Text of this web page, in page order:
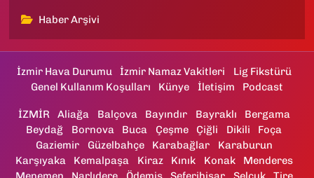
Haber Arşivi
İzmir Hava Durumu İzmir Namaz Vakitleri
Lig Fikstürü
Genel Kullanım Koşulları
Künye İletişim Podcast
İZMİR Aliağa Balçova Bayındır Bayraklı
Bergama
Beydağ
Bornova Buca Çeşme Çiğli Dikili
Foça
Gaziemir
Güzelbahçe Karabağlar
Karaburun
Karşıyaka
Kemalpaşa Kiraz Kınık Konak
Menderes